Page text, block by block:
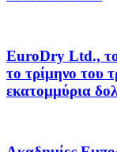
EuroDry Ltd.,
το τρίμηνο του
εκατομμύρια